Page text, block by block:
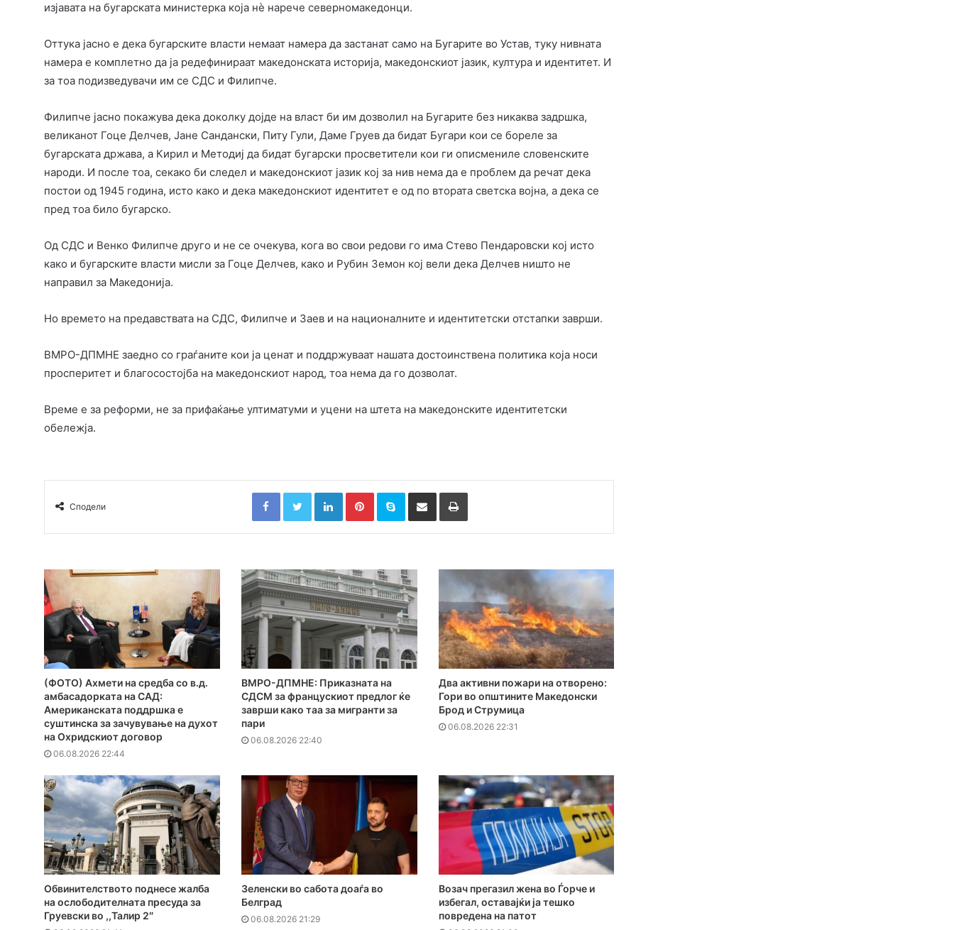
изјавата на бугарската министерка која нè нарече северномакедонци.
Оттука јасно е дека бугарските власти немаат намера да застанат само на Бугарите во Устав, туку нивната
намера е комплетно да ја редефинираат македонската историја, македонскиот јазик, култура и идентитет. И
за тоа подизведувачи им се СДС и Филипче.
Филипче јасно покажува дека доколку дојде на власт би им дозволил на Бугарите без никаква задршка,
великанот Гоце Делчев, Јане Сандански, Питу Гули, Даме Груев да бидат Бугари кои се бореле за
бугарската држава, а Кирил и Методиј да бидат бугарски просветители кои ги описмениле словенските
народи. И после тоа, секако би следел и македонскиот јазик кој за нив нема да е проблем да речат дека
постои од 1945 година, исто како и дека македонскиот идентитет е од по втората светска војна, а дека се
пред тоа било бугарско.
Од СДС и Венко Филипче друго и не се очекува, кога во свои редови го има Стево Пендаровски кој исто
како и бугарските власти мисли за Гоце Делчев, како и Рубин Земон кој вели дека Делчев ништо не
направил за Македонија.
Но времето на предавствата на СДС, Филипче и Заев и на националните и идентитетски отстапки заврши.
ВМРО-ДПМНЕ заедно со граѓаните кои ја ценат и поддржуваат нашата достоинствена политика која носи
просперитет и благосостојба на македонскиот народ, тоа нема да го дозволат.
Време е за реформи, не за прифаќање ултиматуми и уцени на штета на македонските идентитетски
обележја.
Сподели
FacebookTwitterLinkedInPinterestSkype Сподели преку Е-маил Испринтај
(ФОТО) Ахмети на средба со в.д.
амбасадорката на САД:
Американската поддршка е
суштинска за зачувување на духот
на Охридскиот договор
06.08.2026 22:44
ВМРО-ДПМНЕ: Приказната на
СДСМ за францускиот предлог ќе
заврши како таа за мигранти за
пари
06.08.2026 22:40
Два активни пожари на отворено:
Гори во општините Македонски
Брод и Струмица
06.08.2026 22:31
Обвинителството поднесе жалба
на ослободителната пресуда за
Груевски во ,,Талир 2″
Зеленски во сабота доаѓа во
Белград
06.08.2026 21:29
Возач прегазил жена во Ѓорче и
избегал, оставајќи ја тешко
повредена на патот